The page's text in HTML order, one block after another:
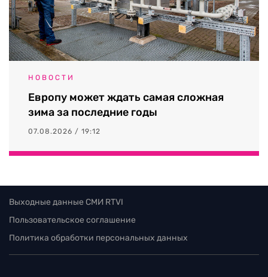
НОВОСТИ
Европу может ждать самая сложная
зима за последние годы
07.08.2026 / 19:12
Выходные данные СМИ RTVI
Пользовательское соглашение
Политика обработки персональных данных